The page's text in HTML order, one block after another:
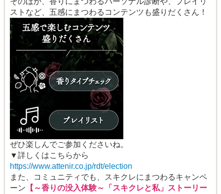
ストなど、五感にまつわるコンテンツも盛りだくさん！
ぜひ楽しんでご参加くださいね。
▼詳しくはこちらから
https://www.attenir.co.jp/rdt/election
また、コミュニティでも、スキクレにまつわるキャンペ
ーン 【～香りの没入体験～「スキクレと私」ストーリー